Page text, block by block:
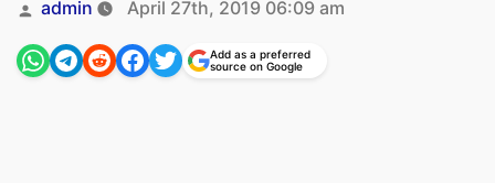
by
admin April 27th, 2019 06:09 am
Add as a preferred
source on Google